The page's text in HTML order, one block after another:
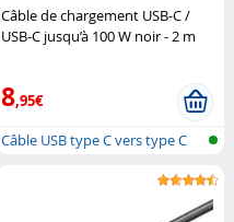
Câble de chargement USB-C /
USB-C jusqu’à 100 W noir - 2 m
8,95€
Câble USB type C vers type C